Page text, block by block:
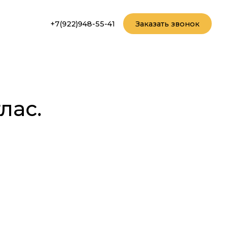
+7(922)948-55-41 Заказать звонок